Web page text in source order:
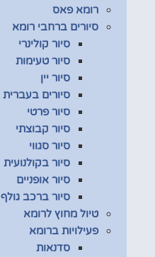
רומא פאס
סיורים ברחבי רומא
סיור קולינרי
סיור טעימות
סיור יין
סיורים בעברית
סיור פרטי
סיור קבוצתי
סיור סגווי
סיור בקולנועית
סיור אופניים
סיור ברכב גולף
טיול מחוץ לרומא
פעילויות ברומא
סדנאות